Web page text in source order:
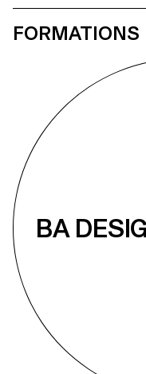
FORMATIONS
BA